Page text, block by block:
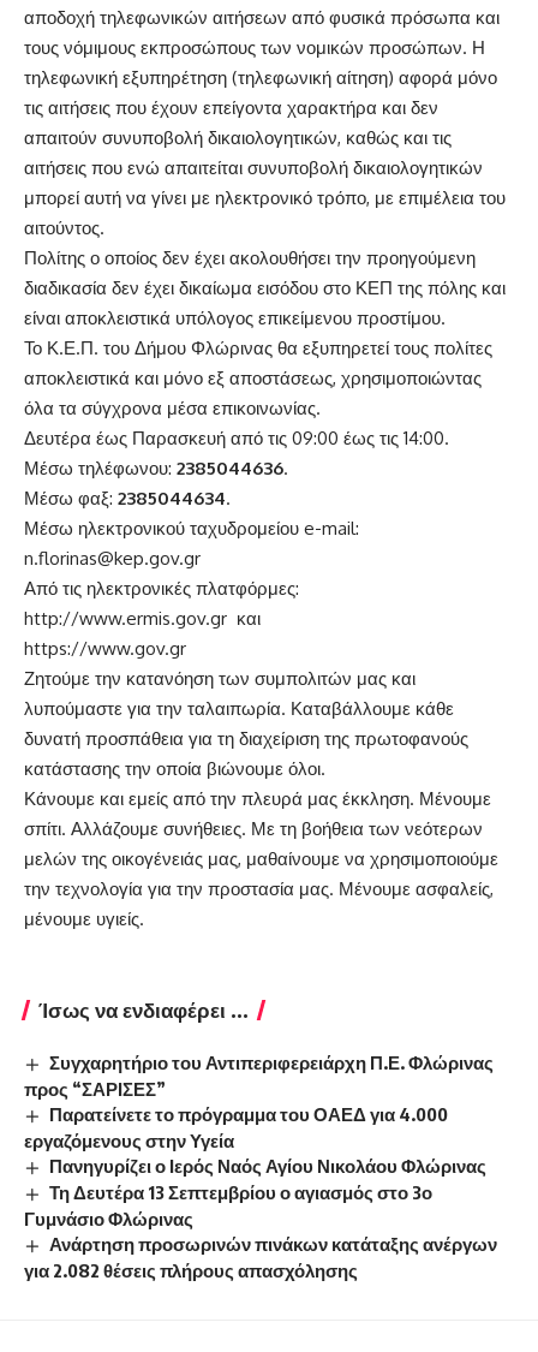
αποδοχή τηλεφωνικών αιτήσεων από φυσικά πρόσωπα και
τους νόμιμους εκπροσώπους των νομικών προσώπων. Η
τηλεφωνική εξυπηρέτηση (τηλεφωνική αίτηση) αφορά μόνο
τις αιτήσεις που έχουν επείγοντα χαρακτήρα και δεν
απαιτούν συνυποβολή δικαιολογητικών, καθώς και τις
αιτήσεις που ενώ απαιτείται συνυποβολή δικαιολογητικών
μπορεί αυτή να γίνει με ηλεκτρονικό τρόπο, με επιμέλεια του
αιτούντος.
Πολίτης ο οποίος δεν έχει ακολουθήσει την προηγούμενη
διαδικασία δεν έχει δικαίωμα εισόδου στο ΚΕΠ της πόλης και
είναι αποκλειστικά υπόλογος επικείμενου προστίμου.
Το Κ.Ε.Π. του Δήμου Φλώρινας θα εξυπηρετεί τους πολίτες
αποκλειστικά και μόνο εξ αποστάσεως, χρησιμοποιώντας
όλα τα σύγχρονα μέσα επικοινωνίας.
Δευτέρα έως Παρασκευή από τις 09:00 έως τις 14:00.
Μέσω τηλέφωνου: 2385044636.
Μέσω φαξ: 2385044634.
Μέσω ηλεκτρονικού ταχυδρομείου e-mail:
n.florinas@kep.gov.gr
Από τις ηλεκτρονικές πλατφόρμες:
http://www.ermis.gov.gr και
https://www.gov.gr
Ζητούμε την κατανόηση των συμπολιτών μας και
λυπούμαστε για την ταλαιπωρία. Καταβάλλουμε κάθε
δυνατή προσπάθεια για τη διαχείριση της πρωτοφανούς
κατάστασης την οποία βιώνουμε όλοι.
Κάνουμε και εμείς από την πλευρά μας έκκληση. Μένουμε
σπίτι. Αλλάζουμε συνήθειες. Με τη βοήθεια των νεότερων
μελών της οικογένειάς μας, μαθαίνουμε να χρησιμοποιούμε
την τεχνολογία για την προστασία μας. Μένουμε ασφαλείς,
μένουμε υγιείς.
Ίσως να ενδιαφέρει ...
Συγχαρητήριο του Αντιπεριφερειάρχη Π.Ε. Φλώρινας
προς “ΣΑΡΙΣΕΣ”
Παρατείνετε το πρόγραμμα του ΟΑΕΔ για 4.000
εργαζόμενους στην Υγεία
Πανηγυρίζει ο Ιερός Ναός Αγίου Νικολάου Φλώρινας
Τη Δευτέρα 13 Σεπτεμβρίου ο αγιασμός στο 3ο
Γυμνάσιο Φλώρινας
Ανάρτηση προσωρινών πινάκων κατάταξης ανέργων
για 2.082 θέσεις πλήρους απασχόλησης